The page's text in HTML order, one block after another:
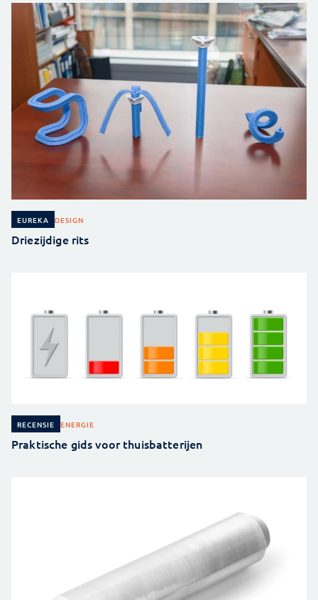
EUREKA DESIGN
Driezijdige rits
RECENSIE ENERGIE
Praktische gids voor thuisbatterijen